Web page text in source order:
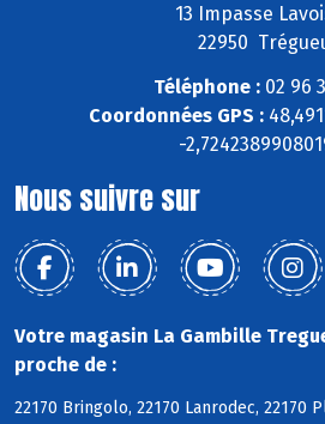
13 Impasse
22950
Téléphone :02 96
Coordonnées GPS :
-
Nous suivre sur
Votre magasin La Gambille
proche de :
22170 Bringolo, 22170 Lanrodec, 22170